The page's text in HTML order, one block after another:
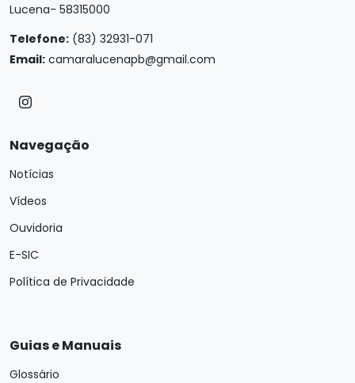
Lucena- 58315000
Telefone: (83) 32931-071
Email: camaralucenapb@gmail.com
Navegação
Notícias
Vídeos
Ouvidoria
E-SIC
Política de Privacidade
Guias e Manuais
Glossário